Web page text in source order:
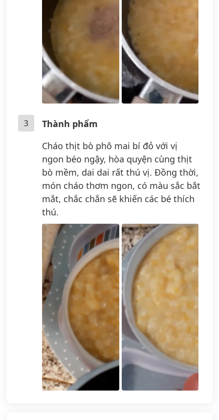
3
Thành phẩm
Cháo thịt bò phô mai bí đỏ với vị
ngon béo ngậy, hòa quyện cùng thịt
bò mềm, dai dai rất thú vị. Đồng thời,
món cháo thơm ngon, có màu sắc bắt
mắt, chắc chắn sẽ khiến các bé thích
thú.